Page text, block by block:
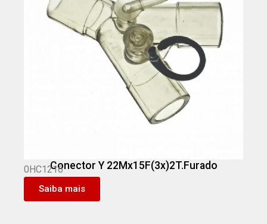
Conector Y 22Mx15F(3x)2T.Furado
0HC1216
Saiba mais